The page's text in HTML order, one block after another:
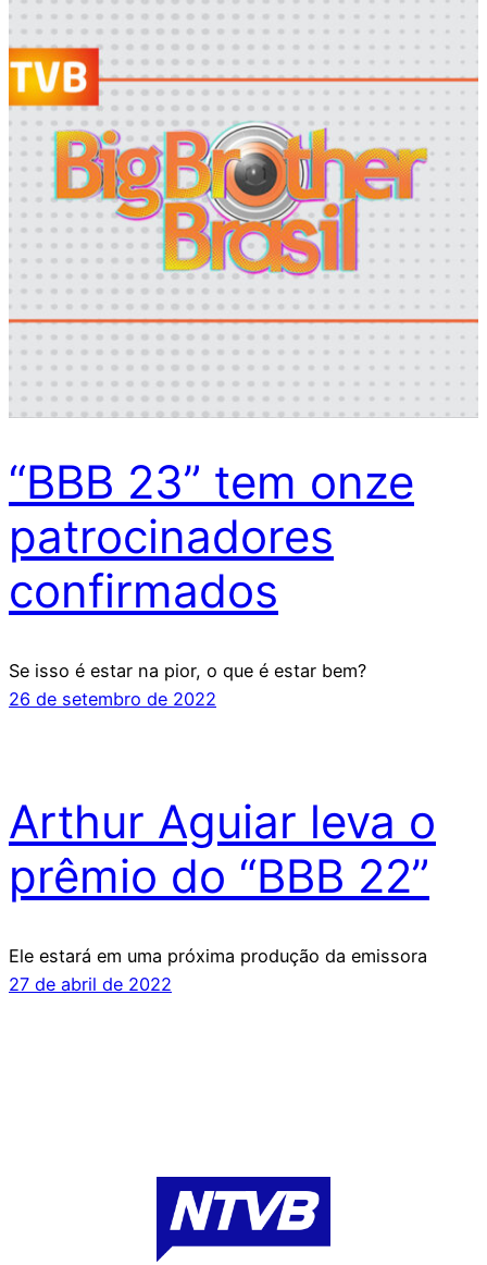
“BBB 23” tem onze
patrocinadores
confirmados
Se isso é estar na pior, o que é estar bem?
26 de setembro de 2022
Arthur Aguiar leva o
prêmio do “BBB 22”
Ele estará em uma próxima produção da emissora
27 de abril de 2022